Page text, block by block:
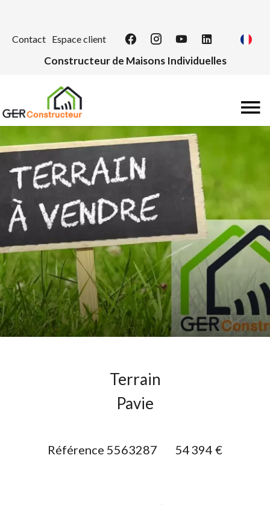
Contact Espace client
Constructeur de Maisons Individuelles
Terrain
Pavie
Référence 5563287 54 394 €